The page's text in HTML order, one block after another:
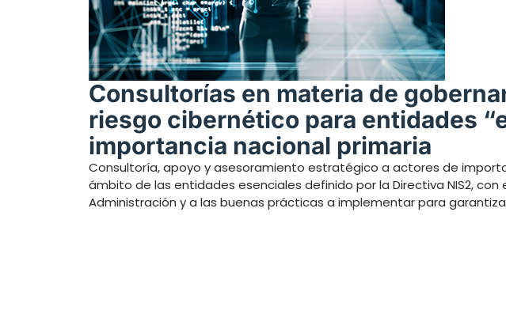
Consultorías en materia de
riesgo cibernético para entidades
importancia nacional primaria
Consultoría, apoyo y asesoramiento estratégico a actores de
ámbito de las entidades esenciales definido por la Directiva NIS2,
Administración y a las buenas prácticas a implementar para